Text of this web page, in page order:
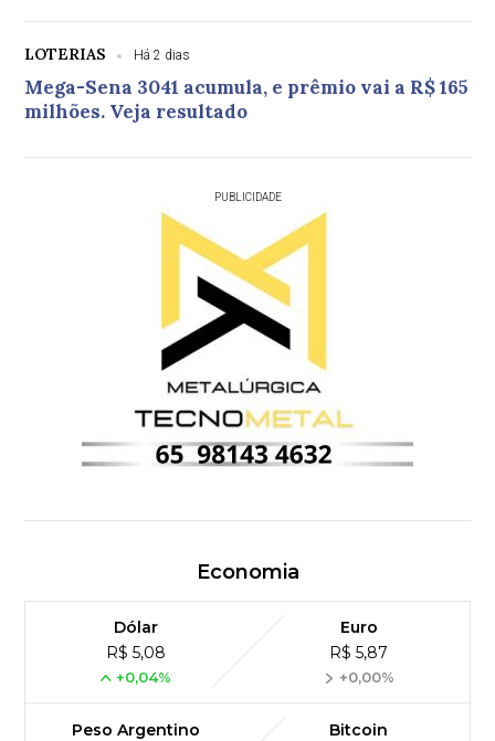
LOTERIAS Há 2 dias
Mega-Sena 3041 acumula, e prêmio vai a R$ 165
milhões. Veja resultado
PUBLICIDADE
Economia
Dólar
R$ 5,08
+0,04%
Euro
R$ 5,87
+0,00%
Peso Argentino Bitcoin